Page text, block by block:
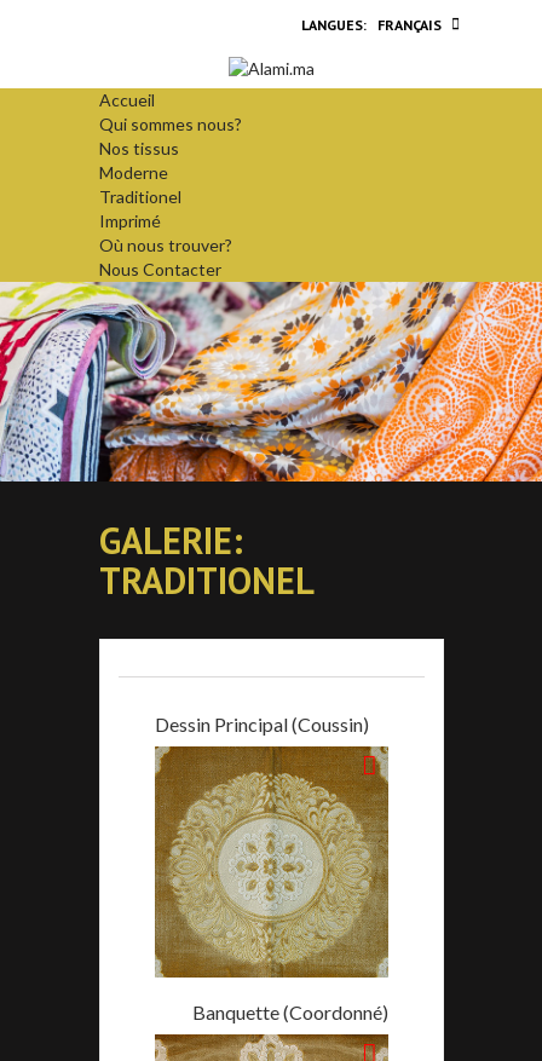
FRANÇAIS
Accueil
Qui sommes nous?
Nos tissus
Moderne
Traditionel
Imprimé
Où nous trouver?
Nous Contacter
GALERIE:
TRADITIONEL
Dessin Principal (Coussin)
Banquette (Coordonné)